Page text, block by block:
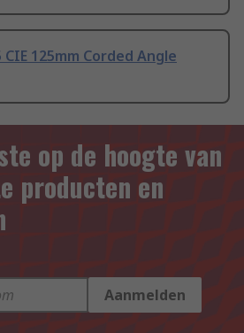
CIE 125mm Corded Angle
op de hoogte van
producten en
Aanmelden